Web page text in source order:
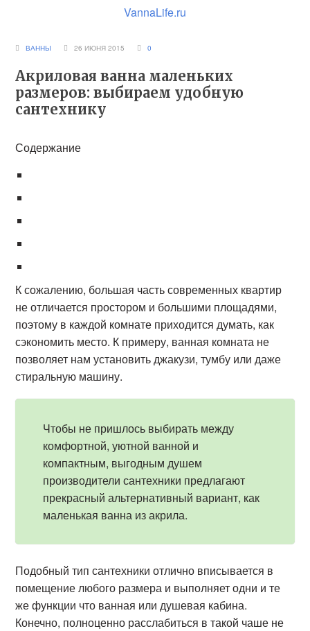
VannaLife.ru
ВАННЫ 26 ИЮНЯ 2015 0
Акриловая ванна маленьких
размеров: выбираем удобную
сантехнику
Содержание
К сожалению, большая часть современных квартир
не отличается простором и большими площадями,
поэтому в каждой комнате приходится думать, как
сэкономить место. К примеру, ванная комната не
позволяет нам установить джакузи, тумбу или даже
стиральную машину.
Чтобы не пришлось выбирать между
комфортной, уютной ванной и
компактным, выгодным душем
производители сантехники предлагают
прекрасный альтернативный вариант, как
маленькая ванна из акрила.
Подобный тип сантехники отлично вписывается в
помещение любого размера и выполняет одни и те
же функции что ванная или душевая кабина.
Конечно, полноценно расслабиться в такой чаше не